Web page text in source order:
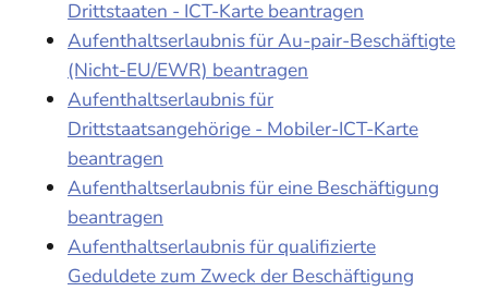
Drittstaaten - ICT-Karte beantragen
Aufenthaltserlaubnis für Au-pair-Beschäftigte
(Nicht-EU/EWR) beantragen
Aufenthaltserlaubnis für
Drittstaatsangehörige - Mobiler-ICT-Karte
beantragen
Aufenthaltserlaubnis für eine Beschäftigung
beantragen
Aufenthaltserlaubnis für qualifizierte
Geduldete zum Zweck der Beschäftigung